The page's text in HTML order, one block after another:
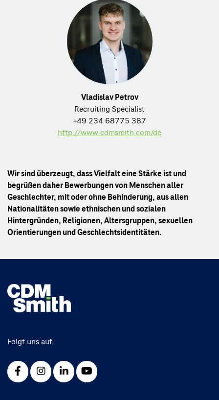
Vladislav Petrov
Recruiting Specialist
+49 234 68775 387
http://www.cdmsmith.com/de
Wir sind überzeugt, dass Vielfalt eine Stärke ist und
begrüßen daher Bewerbungen von Menschen aller
Geschlechter, mit oder ohne Behinderung, aus allen
Nationalitäten sowie ethnischen und sozialen
Hintergründen, Religionen, Altersgruppen, sexuellen
Orientierungen und Geschlechtsidentitäten.
Folgt uns auf: